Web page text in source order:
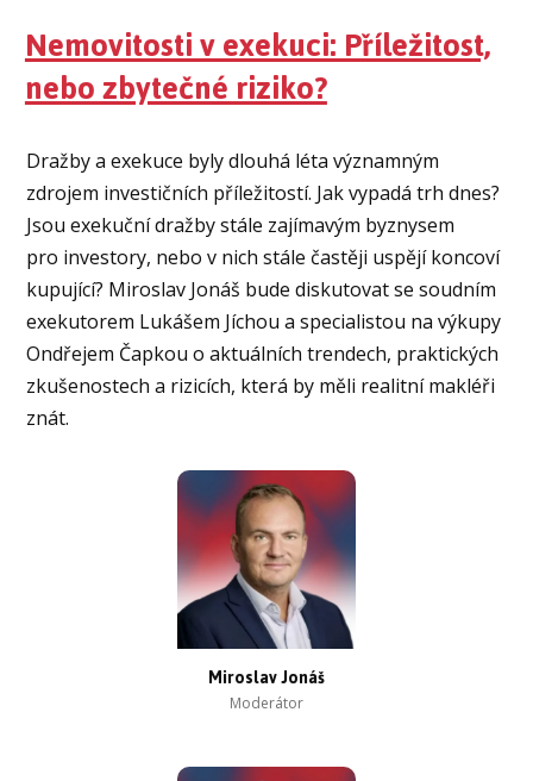
Nemovitosti v exekuci: Příležitost,
nebo zbytečné riziko?
Dražby a exekuce byly dlouhá léta významným
zdrojem investičních příležitostí. Jak vypadá trh dnes?
Jsou exekuční dražby stále zajímavým byznysem
pro investory, nebo v nich stále častěji uspějí koncoví
kupující? Miroslav Jonáš bude diskutovat se soudním
exekutorem Lukášem Jíchou a specialistou na výkupy
Ondřejem Čapkou o aktuálních trendech, praktických
zkušenostech a rizicích, která by měli realitní makléři
znát.
Miroslav Jonáš
Moderátor